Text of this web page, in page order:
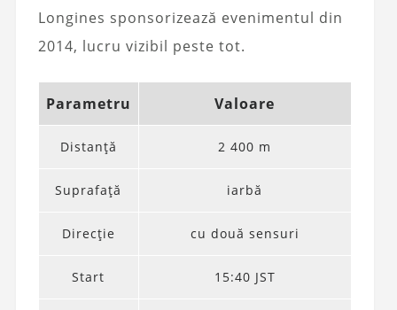
Longines sponsorizează evenimentul din
2014, lucru vizibil peste tot.
Parametru Valoare
Distanță 2 400 m
Suprafață iarbă
Direcție cu două sensuri
Start 15:40 JST